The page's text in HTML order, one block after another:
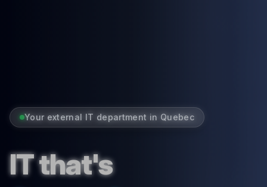
Your external IT department in Quebec
IT that's